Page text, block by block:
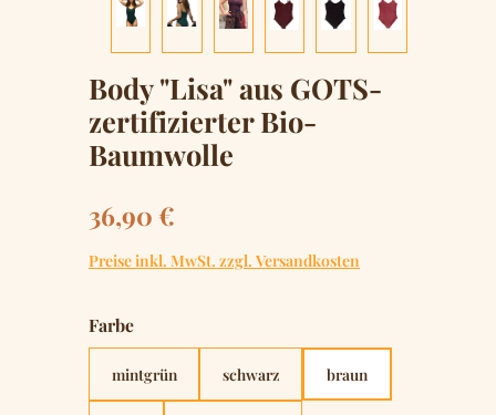
Body "Lisa" aus GOTS-
zertifizierter Bio-
Baumwolle
Regulärer Preis:
36,90 €
Preise inkl. MwSt. zzgl. Versandkosten
Farbeauswählen
mintgrün schwarz braun